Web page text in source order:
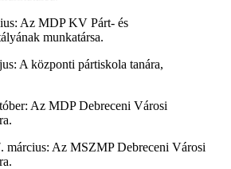
Az MDP KV Párt- és
munkatársa.
A központi pártiskola tanára,
Az MDP Debreceni Városi
március: Az MSZMP Debreceni Városi